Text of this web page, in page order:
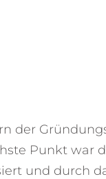
der
Punkt war
und durch